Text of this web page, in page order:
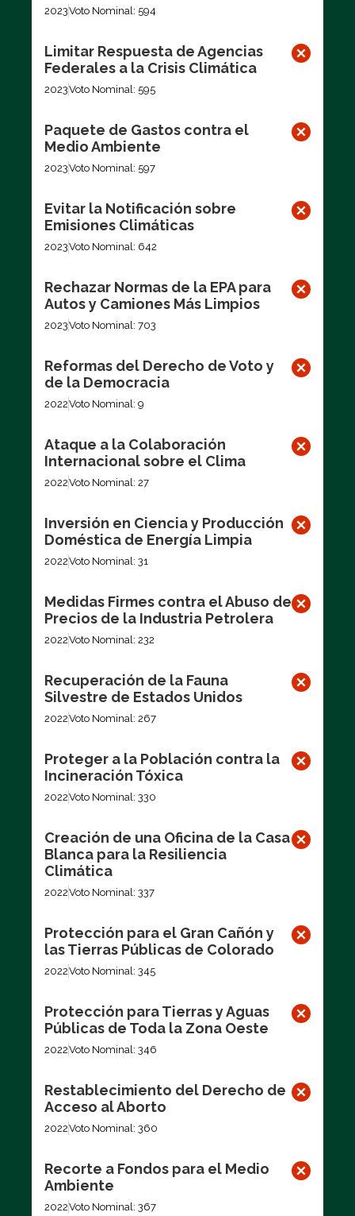
2023Voto Nominal: 594
Limitar Respuesta de Agencias
Federales a la Crisis Climática
2023Voto Nominal: 595
Paquete de Gastos contra el
Medio Ambiente
2023Voto Nominal: 597
Evitar la Notificación sobre
Emisiones Climáticas
2023Voto Nominal: 642
Rechazar Normas de la EPA para
Autos y Camiones Más Limpios
2023Voto Nominal: 703
Reformas del Derecho de Voto y
de la Democracia
2022Voto Nominal: 9
Ataque a la Colaboración
Internacional sobre el Clima
2022Voto Nominal: 27
Inversión en Ciencia y Producción
Doméstica de Energía Limpia
2022Voto Nominal: 31
Medidas Firmes contra el Abuso de
Precios de la Industria Petrolera
2022Voto Nominal: 232
Recuperación de la Fauna
Silvestre de Estados Unidos
2022Voto Nominal: 267
Proteger a la Población contra la
Incineración Tóxica
2022Voto Nominal: 330
Creación de una Oficina de la Casa
Blanca para la Resiliencia
Climática
2022Voto Nominal: 337
Protección para el Gran Cañón y
las Tierras Públicas de Colorado
2022Voto Nominal: 345
Protección para Tierras y Aguas
Públicas de Toda la Zona Oeste
2022Voto Nominal: 346
Restablecimiento del Derecho de
Acceso al Aborto
2022Voto Nominal: 360
Recorte a Fondos para el Medio
Ambiente
2022Voto Nominal: 367